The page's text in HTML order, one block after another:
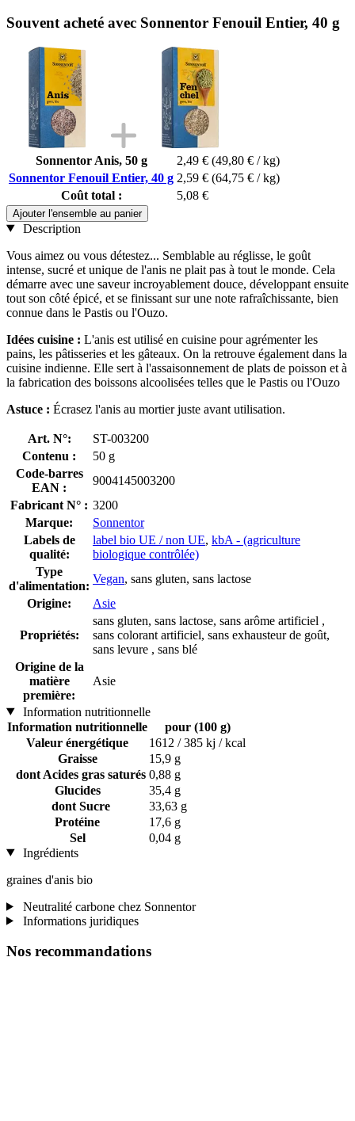
Souvent acheté avec Sonnentor Fenouil Entier, 40 g
Sonnentor Anis, 50 g 2,49 € (49,80 € / kg)
Sonnentor Fenouil Entier, 40 g 2,59 € (64,75 € / kg)
Coût total :
5,08 €
Ajouter l'ensemble au panier
Description
Vous aimez ou vous détestez... Semblable au réglisse, le goût
intense, sucré et unique de l'anis ne plait pas à tout le monde. Cela
démarre avec une saveur incroyablement douce, développant ensuite
tout son côté épicé, et se finissant sur une note rafraîchissante, bien
connue dans le Pastis ou l'Ouzo.
Idées cuisine : L'anis est utilisé en cuisine pour agrémenter les
pains, les pâtisseries et les gâteaux. On la retrouve également dans la
cuisine indienne. Elle sert à l'assaisonnement de plats de poisson et à
la fabrication des boissons alcoolisées telles que le Pastis ou l'Ouzo
Astuce : Écrasez l'anis au mortier juste avant utilisation.
Art. N°:
ST-003200
Contenu :
50 g
Code-barres
EAN :
9004145003200
Fabricant N° : 3200
Marque:
Sonnentor
Labels de
qualité:
label bio UE / non UE, kbA - (agriculture
biologique contrôlée)
Type
d'alimentation:
Vegan, sans gluten, sans lactose
Origine:
Asie
Propriétés:
sans gluten, sans lactose, sans arôme artificiel ,
sans colorant artificiel, sans exhausteur de goût,
sans levure , sans blé
Origine de la
matière
première:
Asie
Information nutritionnelle
Information nutritionnelle
pour (100 g)
Valeur énergétique
1612 / 385 kj / kcal
Graisse
15,9 g
dont Acides gras saturés 0,88 g
Glucides
35,4 g
dont Sucre
33,63 g
Protéine
17,6 g
Sel
0,04 g
Ingrédients
graines d'anis bio
Neutralité carbone chez Sonnentor
Informations juridiques
Nos recommandations